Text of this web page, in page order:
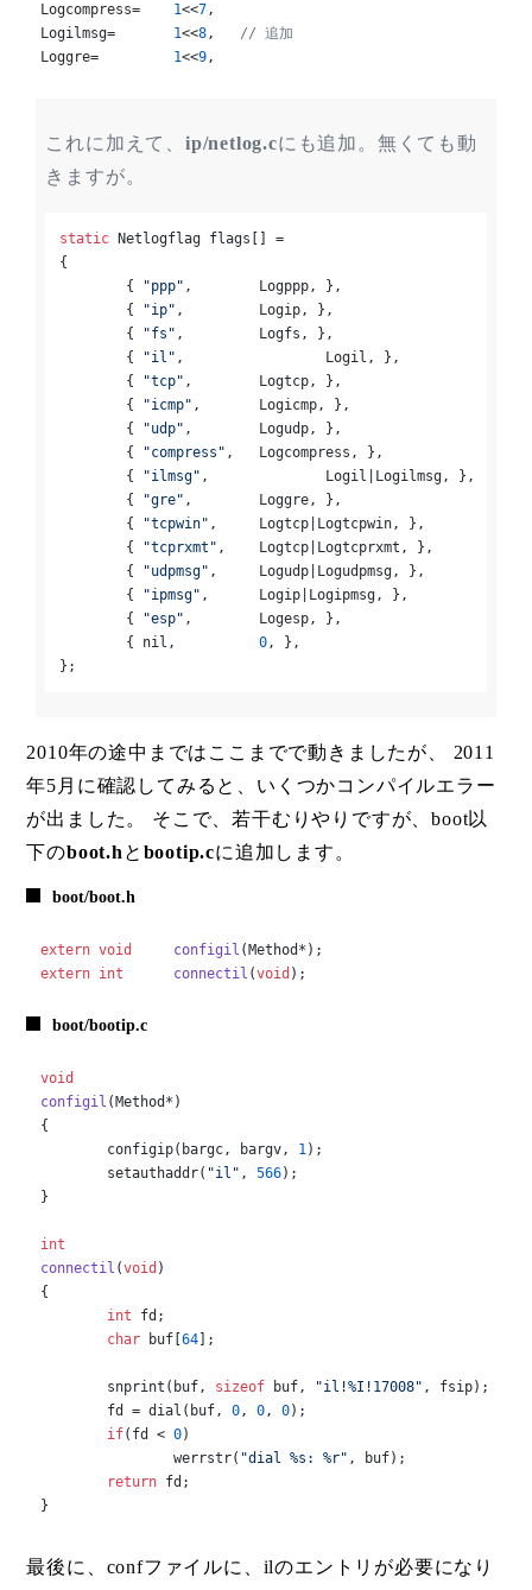
1<<7,
1<<8
// 追加
1<<9,
これに加えて、 ip/netlog.cにも追加。無くても動
きますが。
static Netlogflag flags[] =
{
	{
"ppp" ,	Logppp, },
	{
"ip" ,		Logip, },
	{
"fs" ,		Logfs, },
	{
"il"
	{
"tcp" ,	Logtcp, },
	{
"icmp" ,	Logicmp, },
	{
"udp" ,	Logudp, },
	{
"compress" ,	Logcompress, },
	{
"ilmsg"
	{
"gre" ,	Loggre, },
	{
"tcpwin" ,	Logtcp|Logtcpwin, },
	{
"tcprxmt" ,	Logtcp|Logtcprxmt, },
	{
"udpmsg" ,	Logudp|Logudpmsg, },
	{
"ipmsg" ,	Logip|Logipmsg, },
	{
"esp" ,	Logesp, },
	{ nil,
0, },
};
2010年の途中まではここまでで動きましたが、 2011
年5月に確認してみると、いくつかコンパイルエラー
が出ました。 そこで、若干むりやりですが、boot以
下のboot.h と bootip.cに追加します。
boot/boot.h
extern void configil (Method*)
extern int connectil (void ) ;
boot/bootip.c
void
configil (Method*)
{
	configip(bargc, bargv,
1);
	setauthaddr(
"il" , 566);
}
int
connectil (void )
{
int fd;
char buf[64 ];
	snprint(buf,
sizeof buf, "il!%I!17008" , fsip);
	fd = dial(buf,
0, 0, 0);
if(fd < 0)
		werrstr(
"dial %s: %r" , buf);
return fd;
}
最後に、confファイルに、ilのエントリが必要になり